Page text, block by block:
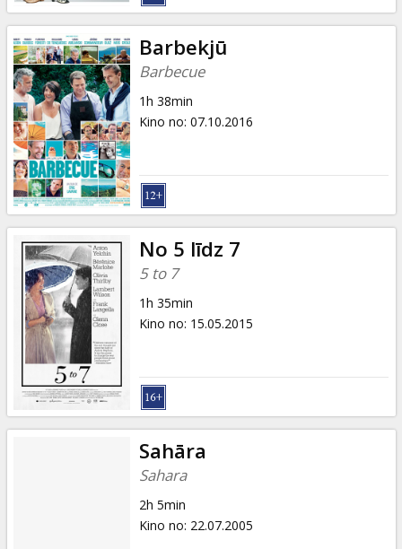
Barbekjū
Barbecue
1h 38min
Kino no: 07.10.2016
No 5 līdz 7
5 to 7
1h 35min
Kino no: 15.05.2015
Sahāra
Sahara
2h 5min
Kino no: 22.07.2005